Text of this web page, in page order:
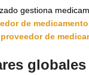
gestiona
de
proveedor de